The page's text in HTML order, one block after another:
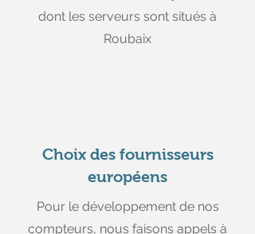
dont les serveurs sont situés à
Roubaix
Choix des fournisseurs
européens
Pour le développement de nos
compteurs, nous faisons appels à